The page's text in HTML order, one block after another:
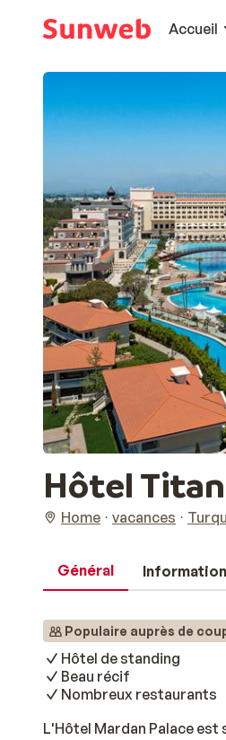
Accueil
Hôtel
Home vacances
Général
Populaire auprès de
Hôtel de standing
Beau récif
Nombreux restaurants
L'Hôtel Mardan Palace